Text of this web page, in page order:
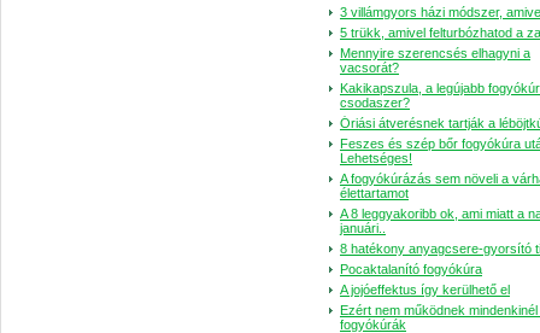
3 villámgyors házi módszer,
5 trükk, amivel felturbózhatod a
Mennyire szerencsés elhagyni a
vacsorát?
Kakikapszula, a legújabb
csodaszer?
Óriási átverésnek tartják a
Feszes és szép bőr fogyókúra
Lehetséges!
A fogyókúrázás sem növeli a
élettartamot
A 8 leggyakoribb ok, ami miatt a
januári..
8 hatékony anyagcsere-gyorsító
Pocaktalanító fogyókúra
A jojóeffektus így kerülhető el
Ezért nem működnek mindenkinél
fogyókúrák